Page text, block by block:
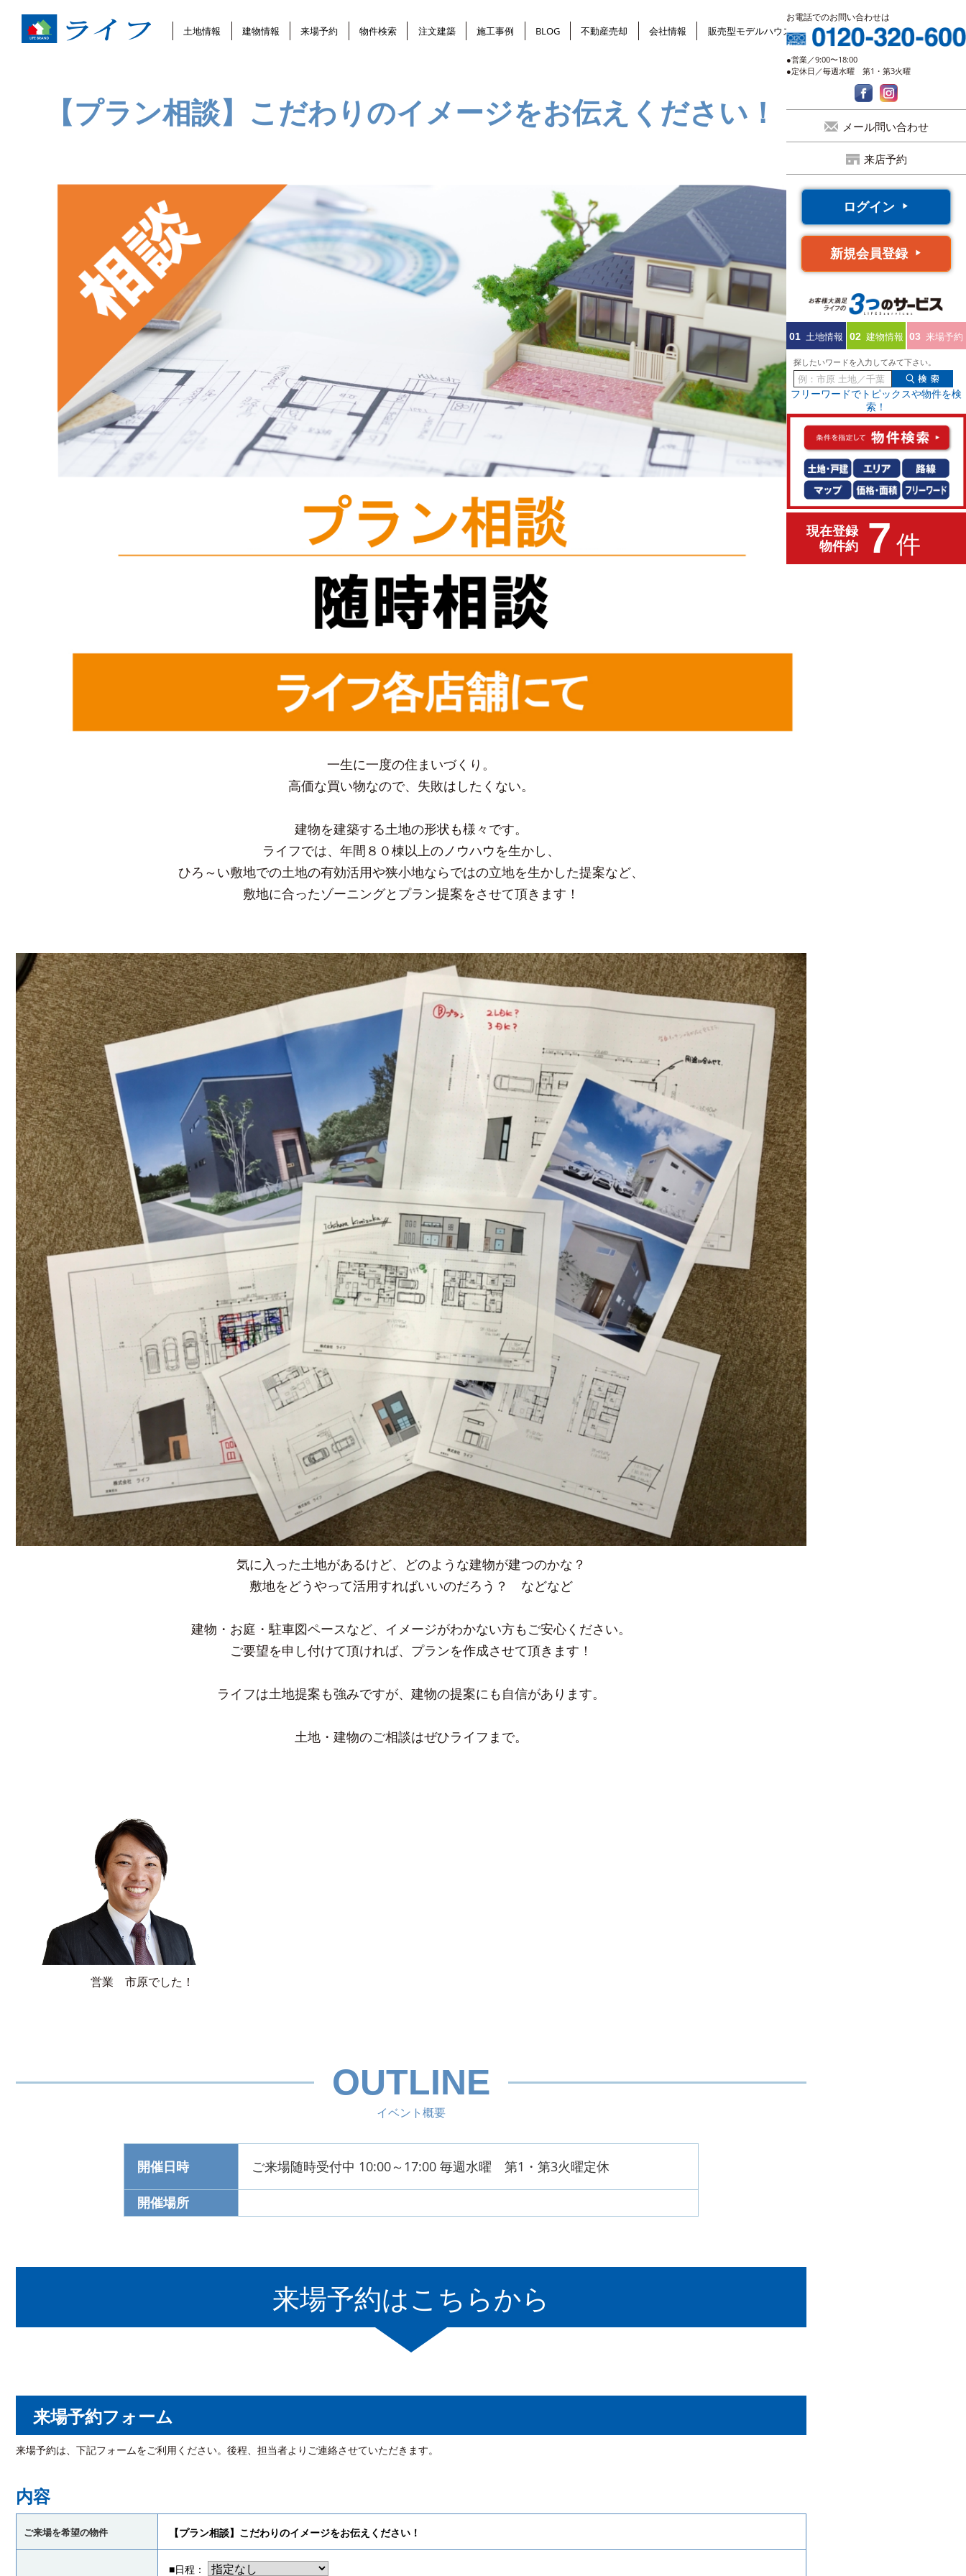
土地情報 建物情報 来場予約 物件検索 注文建築 施工事例 BLOG 不動産売却 会社情報 販売型モデルハウス
【プラン相談】こだわりのイメージをお伝えください！
一生に一度の住まいづくり。
高価な買い物なので、失敗はしたくない。
建物を建築する土地の形状も様々です。
ライフでは、年間８０棟以上のノウハウを生かし、
ひろ～い敷地での土地の有効活用や狭小地ならではの立地を生かした提案など、
敷地に合ったゾーニングとプラン提案をさせて頂きます！
気に入った土地があるけど、どのような建物が建つのかな？
敷地をどうやって活用すればいいのだろう？ などなど
建物・お庭・駐車図ペースなど、イメージがわかない方もご安心ください。
ご要望を申し付けて頂ければ、プランを作成させて頂きます！
ライフは土地提案も強みですが、建物の提案にも自信があります。
土地・建物のご相談はぜひライフまで。
営業 市原でした！
OUTLINE
イベント概要
開催日時 ご来場随時受付中 10:00～17:00 毎週水曜 第1・第3火曜定休
開催場所
来場予約はこちらから
来場予約フォーム
来場予約は、下記フォームをご利用ください。後程、担当者よりご連絡させていただきます。
内容
ご来場を希望の物件 【プラン相談】こだわりのイメージをお伝えください！
■日程：
お電話でのお問い合わせは
●営業／9:00〜18:00
●定休日／毎週水曜 第1・第3火曜
メール問い合わせ
来店予約
ログイン
新規会員登録
01 土地情報 02 建物情報 03 来場予約
探したいワードを入力してみて下さい。
フリーワードでトピックスや物件を検
索！
現在登録
物件約
7件